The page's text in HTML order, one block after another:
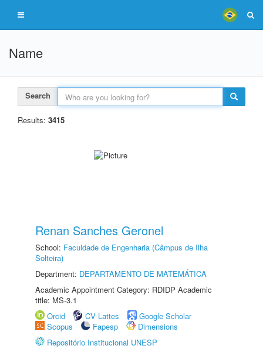
Name
Search
Results: 3415
Renan Sanches Geronel
School: Faculdade de Engenharia (Câmpus de Ilha
Solteira)
Department: DEPARTAMENTO DE MATEMÁTICA
Academic Appointment Category: RDIDP Academic
title: MS-3.1
Orcid
CV Lattes
Google Scholar
Scopus
Fapesp
Dimensions
Repositório Institucional UNESP